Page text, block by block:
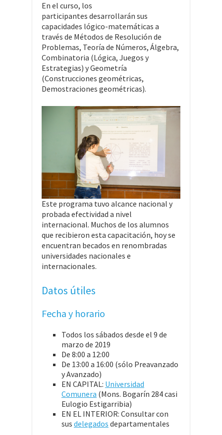
En el curso, los
participantes desarrollarán sus
capacidades lógico-matemáticas a
través de Métodos de Resolución de
Problemas, Teoría de Números, Álgebra,
Combinatoria (Lógica, Juegos y
Estrategias) y Geometría
(Construcciones geométricas,
Demostraciones geométricas).
Este programa tuvo alcance nacional y
probada efectividad a nivel
internacional. Muchos de los alumnos
que recibieron esta capacitación, hoy se
encuentran becados en renombradas
universidades nacionales e
internacionales.
Datos útiles
Fecha y horario
Todos los sábados desde el 9 de
marzo de 2019
De 8:00 a 12:00
De 13:00 a 16:00 (sólo Preavanzado
y Avanzado)
EN CAPITAL: Universidad
Comunera (Mons. Bogarín 284 casi
Eulogio Estigarribia)
EN EL INTERIOR: Consultar con
sus delegados departamentales